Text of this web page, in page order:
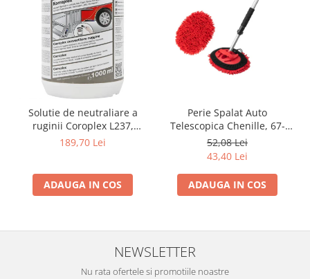
Solutie de neutraliare a
ruginii Coroplex L237,
1000ml, convertor rugina,
189,70 Lei
ADAUGA IN COS
Perie Spalat Auto
Telescopica Chenille, 67-
100 cm
52,08 Lei
43,40 Lei
ADAUGA IN COS
NEWSLETTER
Nu rata ofertele si promotiile noastre